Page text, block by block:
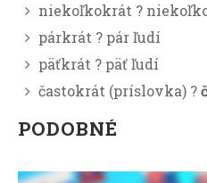
niekoľkokrát ?
párkrát ? pár ľudí
päťkrát ? päť ľudí
častokrát (príslovka) ?
PODOBNÉ